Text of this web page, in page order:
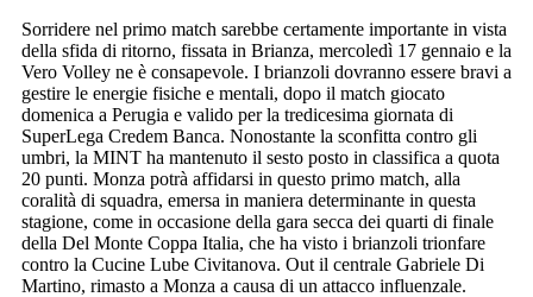
Sorridere nel primo match sarebbe certamente importante in vista
della sfida di ritorno, fissata in Brianza, mercoledì 17 gennaio e la
Vero Volley ne è consapevole. I brianzoli dovranno essere bravi a
gestire le energie fisiche e mentali, dopo il match giocato
domenica a Perugia e valido per la tredicesima giornata di
SuperLega Credem Banca. Nonostante la sconfitta contro gli
umbri, la MINT ha mantenuto il sesto posto in classifica a quota
20 punti. Monza potrà affidarsi in questo primo match, alla
coralità di squadra, emersa in maniera determinante in questa
stagione, come in occasione della gara secca dei quarti di finale
della Del Monte Coppa Italia, che ha visto i brianzoli trionfare
contro la Cucine Lube Civitanova. Out il centrale Gabriele Di
Martino, rimasto a Monza a causa di un attacco influenzale.